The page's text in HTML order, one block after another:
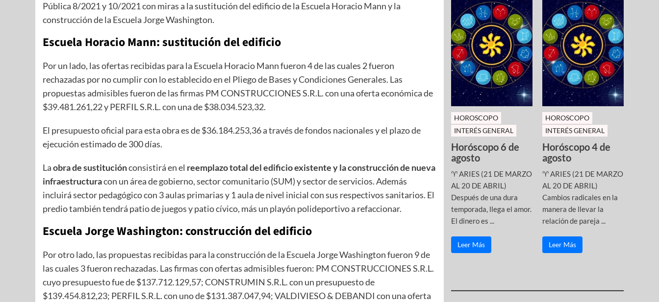
Pública 8/2021 y 10/2021 con miras a la sustitución del edificio de la Escuela Horacio Mann y la
construcción de la Escuela Jorge Washington.
Escuela Horacio Mann: sustitución del edificio
Por un lado, las ofertas recibidas para la Escuela Horacio Mann fueron 4 de las cuales 2 fueron
rechazadas por no cumplir con lo establecido en el Pliego de Bases y Condiciones Generales. Las
propuestas admisibles fueron de las firmas PM CONSTRUCCIONES S.R.L. con una oferta económica de
$39.481.261,22 y PERFIL S.R.L. con una de $38.034.523,32.
El presupuesto oficial para esta obra es de $36.184.253,36 a través de fondos nacionales y el plazo de
ejecución estimado de 300 días.
Laobra de sustituciónconsistirá en el reemplazo total del edificio existentey la construcción de nueva
infraestructuracon un área de gobierno, sector comunitario (SUM) y sector de servicios. Además
incluirá sector pedagógico con 3 aulas primarias y 1 aula de nivel inicial con sus respectivos sanitarios. El
predio también tendrá patio de juegos y patio cívico, más un playón polideportivo a refaccionar.
Escuela Jorge Washington: construcción del edificio
Por otro lado, las propuestas recibidas para la construcción de la Escuela Jorge Washington fueron 9 de
las cuales 3 fueron rechazadas. Las firmas con ofertas admisibles fueron: PM CONSTRUCCIONES S.R.L.
cuyo presupuesto fue de $137.712.129,57; CONSTRUMIN S.R.L. con un presupuesto de
$139.454.812,23; PERFIL S.R.L. con uno de $131.387.047,94; VALDIVIESO & DEBANDI con una oferta
HOROSCOPO
INTERÉS GENERAL
Horóscopo 6 de
agosto
♈ ARIES (21 DE MARZO
AL 20 DE ABRIL)
Después de una dura
temporada, llega el amor.
El dinero es ...
Leer Más
HOROSCOPO
INTERÉS GENERAL
Horóscopo 4 de
agosto
♈ ARIES (21 DE MARZO
AL 20 DE ABRIL)
Cambios radicales en la
manera de llevar la
relación de pareja ...
Leer Más